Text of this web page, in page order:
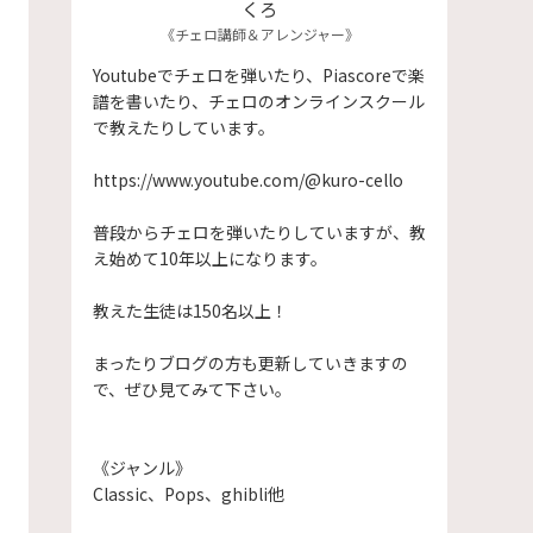
くろ
《チェロ講師＆アレンジャー》
Youtubeでチェロを弾いたり、Piascoreで楽
譜を書いたり、チェロのオンラインスクール
で教えたりしています。
https://www.youtube.com/@kuro-cello
普段からチェロを弾いたりしていますが、教
え始めて10年以上になります。
​教えた生徒は150名以上！
まったりブログの方も更新していきますの
で、ぜひ見てみて下さい。
《ジャンル》
Classic、Pops、ghibli他